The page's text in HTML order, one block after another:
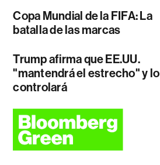
Copa Mundial de la FIFA: La
batalla de las marcas
Trump afirma que EE.UU.
"mantendrá el estrecho" y lo
controlará